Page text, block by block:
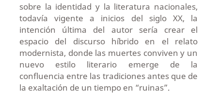
sobre la identidad y la literatura nacionales,
todavía vigente a inicios del siglo XX, la
intención última del autor sería crear el
espacio del discurso híbrido en el relato
modernista, donde las muertes conviven y un
nuevo estilo literario emerge de la
confluencia entre las tradiciones antes que de
la exaltación de un tiempo en “ruinas”.